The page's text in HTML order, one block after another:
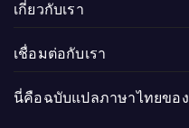
เกี่ยวกับเรา
เชื่อมต่อกับเรา
นี่คือฉบับแปลภาษาไทยของ